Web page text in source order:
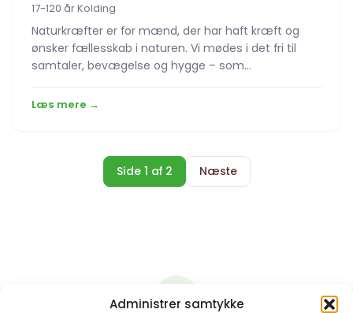
Administrer samtykke
17-120 år Kolding
Naturkræfter er for mænd, der har haft kræft og
ønsker fællesskab i naturen. Vi mødes i det fri til
samtaler, bevægelse og hygge – som…
Læs mere →
Side 1 af 2 Næste